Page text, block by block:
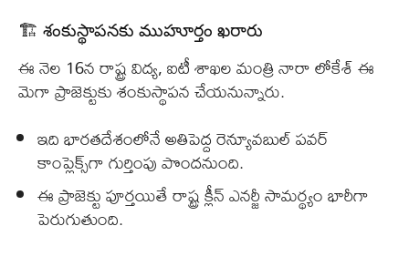
🏗️ శంకుస్థాపనకు ముహూర్తం ఖరారు
ఈ నెల 16న రాష్ట్ర విద్య, ఐటీ శాఖల మంత్రి నారా లోకేశ్ ఈ
మెగా ప్రాజెక్టుకు శంకుస్థాపన చేయనున్నారు.
ఇది భారతదేశంలోనే అతిపెద్ద రెన్యూవబుల్ పవర్
కాంప్లెక్స్‌గా గుర్తింపు పొందనుంది.
ఈ ప్రాజెక్టు పూర్తయితే రాష్ట్ర క్లీన్ ఎనర్జీ సామర్థ్యం భారీగా
పెరుగుతుంది.